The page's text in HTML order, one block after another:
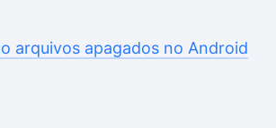
arquivos apagados no Android